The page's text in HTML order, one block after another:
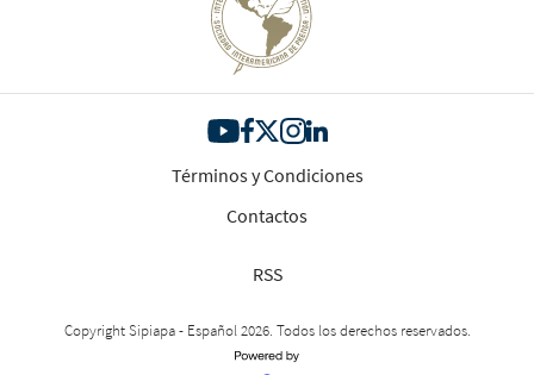
Términos y Condiciones
Contactos
RSS
Copyright Sipiapa - Español 2026. Todos los derechos reservados.